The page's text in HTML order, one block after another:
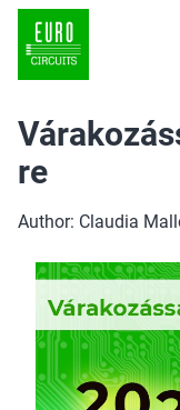
re
Author: Claudia